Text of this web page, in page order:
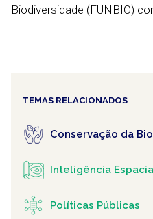
Biodiversidade (FUNBIO)
TEMAS RELACIONADOS
Conservação da
Inteligência
Políticas Públicas